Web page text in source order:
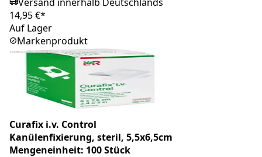
14,95 €*
Auf Lager
Markenprodukt
Curafix i.v. Control
Kanülenfixierung, steril, 5,5x6,5cm
Mengeneinheit: 100 Stück